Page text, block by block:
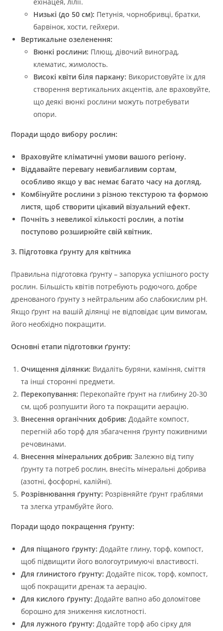
Низькі (до 50 см): Петунія, чорнобривці, братки,
барвінок, хости, гейхери.
Вертикальне озеленення:
Вюнкі рослини: Плющ, дівочий виноград,
клематис, жимолость.
Високі квіти біля паркану: Використовуйте їх для
створення вертикальних акцентів, але враховуйте,
що деякі вюнкі рослини можуть потребувати
опори.
Поради щодо вибору рослин:
Враховуйте кліматичні умови вашого регіону.
Віддавайте перевагу невибагливим сортам,
особливо якщо у вас немає багато часу на догляд.
Комбінуйте рослини з різною текстурою та формою
листя, щоб створити цікавий візуальний ефект.
Почніть з невеликої кількості рослин, а потім
поступово розширюйте свій квітник.
3. Підготовка ґрунту для квітника
Правильна підготовка ґрунту – запорука успішного росту
рослин. Більшість квітів потребують родючого, добре
дренованого ґрунту з нейтральним або слабокислим pH.
Якщо ґрунт на вашій ділянці не відповідає цим вимогам,
його необхідно покращити.
Основні етапи підготовки ґрунту:
Очищення ділянки: Видаліть буряни, каміння, сміття
та інші сторонні предмети.
Перекопування: Перекопайте ґрунт на глибину 20-30
см, щоб розпушити його та покращити аерацію.
Внесення органічних добрив: Додайте компост,
перегній або торф для збагачення ґрунту поживними
речовинами.
Внесення мінеральних добрив: Залежно від типу
ґрунту та потреб рослин, внесіть мінеральні добрива
(азотні, фосфорні, калійні).
Розрівнювання ґрунту: Розрівняйте ґрунт граблями
та злегка утрамбуйте його.
Поради щодо покращення ґрунту:
Для піщаного ґрунту: Додайте глину, торф, компост,
щоб підвищити його вологоутримуючі властивості.
Для глинистого ґрунту: Додайте пісок, торф, компост,
щоб покращити дренаж та аерацію.
Для кислого ґрунту: Додайте вапно або доломітове
борошно для зниження кислотності.
Для лужного ґрунту: Додайте торф або сірку для